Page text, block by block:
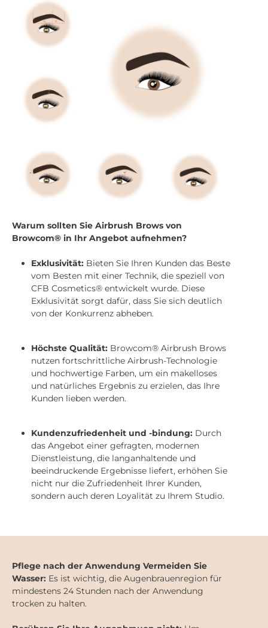
Warum sollten Sie Airbrush Brows von
Browcom® in Ihr Angebot aufnehmen?
Exklusivität: Bieten Sie Ihren Kunden das Beste
vom Besten mit einer Technik, die speziell von
CFB Cosmetics® entwickelt wurde. Diese
Exklusivität sorgt dafür, dass Sie sich deutlich
von der Konkurrenz abheben.
Höchste Qualität: Browcom® Airbrush Brows
nutzen fortschrittliche Airbrush-Technologie
und hochwertige Farben, um ein makelloses
und natürliches Ergebnis zu erzielen, das Ihre
Kunden lieben werden.
Kundenzufriedenheit und -bindung: Durch
das Angebot einer gefragten, modernen
Dienstleistung, die langanhaltende und
beeindruckende Ergebnisse liefert, erhöhen Sie
nicht nur die Zufriedenheit Ihrer Kunden,
sondern auch deren Loyalität zu Ihrem Studio.
Pflege nach der Anwendung Vermeiden Sie
Wasser: Es ist wichtig, die Augenbrauenregion für
mindestens 24 Stunden nach der Anwendung
trocken zu halten.